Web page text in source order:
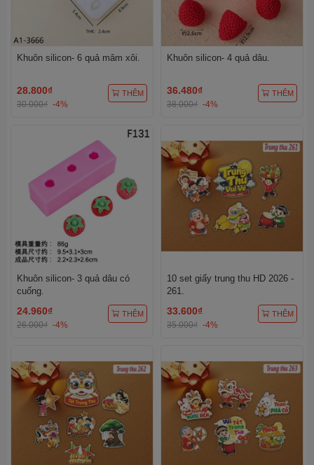
Khuôn silicon- 6 quả mâm xôi.
28.800₫
30.000₫ -4%
THÊM
Khuôn silicon- 4 quả dâu.
36.480₫
38.000₫ -4%
THÊM
Khuôn silicon- 3 quả dâu có
cuống.
24.960₫
26.000₫ -4%
THÊM
10 set giấy trung thu HD 2026 -
261.
33.600₫
35.000₫ -4%
THÊM